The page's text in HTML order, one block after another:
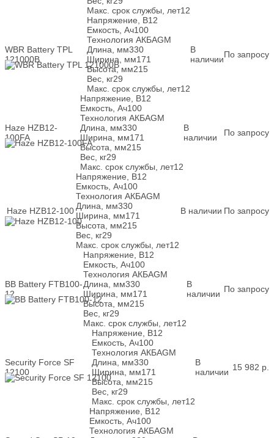
Макс. срок службы, лет12
WBR Battery TPL
121000B
Напряжение, В12
Емкость, Ач100
Технология АКБAGM
Длина, мм330
Ширина, мм171
Высота, мм215
Вес, кг29
Макс. срок службы, лет12
В
наличииПо запросу
Haze HZB12-
100FA
Напряжение, В12
Емкость, Ач100
Технология АКБAGM
Длина, мм330
Ширина, мм171
Высота, мм215
Вес, кг29
Макс. срок службы, лет12
В
наличии
По запросу
Haze HZB12-100
Напряжение, В12
Емкость, Ач100
Технология АКБAGM
Длина, мм330
Ширина, мм171
Высота, мм215
Вес, кг29
Макс. срок службы, лет12
В наличии По запросу
BB Battery FTB100-
12
Напряжение, В12
Емкость, Ач100
Технология АКБAGM
Длина, мм330
Ширина, мм171
Высота, мм215
Вес, кг29
Макс. срок службы, лет12
В
наличии По запросу
Security Force SF
12100
Напряжение, В12
Емкость, Ач100
Технология АКБAGM
Длина, мм330
Ширина, мм171
Высота, мм215
Вес, кг29
Макс. срок службы, лет12
В
наличии 15 982 р.
Напряжение, В12
Емкость, Ач100
Технология АКБAGM